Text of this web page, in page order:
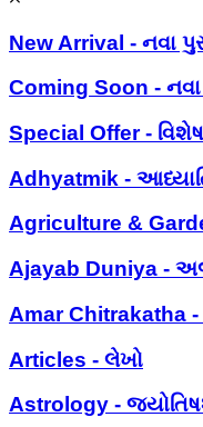
New Arrival - નવા
Coming Soon -
Special Offer -
Adhyatmik -
Agriculture &
Ajayab Duniya -
Amar Chitrakatha
Articles - લેખો
Astrology -